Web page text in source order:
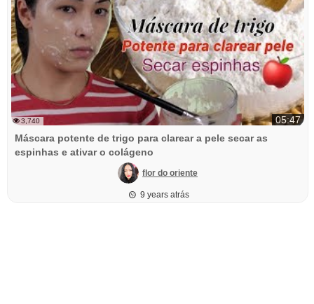
3,740
05:47
Máscara potente de trigo para clarear a pele secar as
espinhas e ativar o colágeno
flor do oriente
9 years atrás